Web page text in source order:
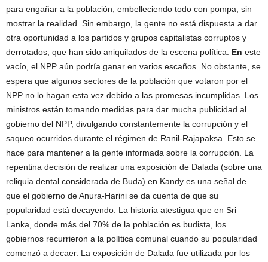
para engañar a la población, embelleciendo todo con pompa, sin
mostrar la realidad. Sin embargo, la gente no está dispuesta a dar
otra oportunidad a los partidos y grupos capitalistas corruptos y
derrotados, que han sido aniquilados de la escena política. En este
vacío, el NPP aún podría ganar en varios escaños. No obstante, se
espera que algunos sectores de la población que votaron por el
NPP no lo hagan esta vez debido a las promesas incumplidas. Los
ministros están tomando medidas para dar mucha publicidad al
gobierno del NPP, divulgando constantemente la corrupción y el
saqueo ocurridos durante el régimen de Ranil-Rajapaksa. Esto se
hace para mantener a la gente informada sobre la corrupción. La
repentina decisión de realizar una exposición de Dalada (sobre una
reliquia dental considerada de Buda) en Kandy es una señal de
que el gobierno de Anura-Harini se da cuenta de que su
popularidad está decayendo. La historia atestigua que en Sri
Lanka, donde más del 70% de la población es budista, los
gobiernos recurrieron a la política comunal cuando su popularidad
comenzó a decaer. La exposición de Dalada fue utilizada por los